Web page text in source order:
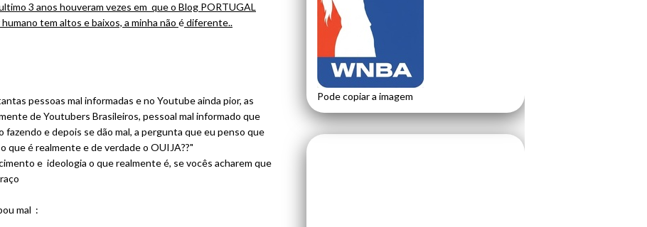
3 anos houveram vezes em que o Blog PORTUGAL
tem altos e baixos, a minha não édiferente..
pessoas mal informadas e no Youtube ainda pior, as
de Youtubers Brasileiros, pessoal mal informado que
e depois se dão mal, a pergunta que eu penso que
que é realmente e de verdade o OUIJA??"
e ideologia o que realmente é, se vocês acharem que
mal :
Pode copiar a imagem